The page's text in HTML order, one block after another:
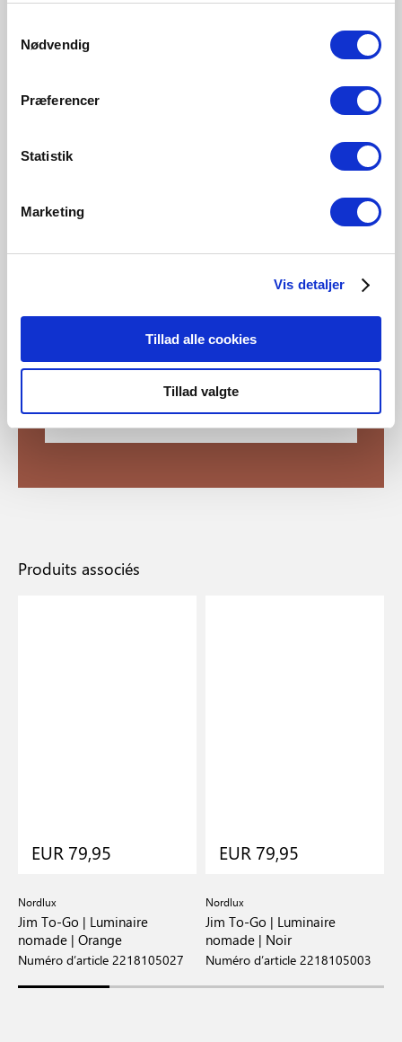
Nødvendig
Præferencer
Statistik
Marketing
Vis detaljer
Tillad alle cookies
Tillad valgte
Says Who est un studio de design danois fondé par
un amour de l’artisanat, de la simplicité et du sens. Ayant
la forme et la fonction, le design est devenu pour eux
Découvrir le créateur
Produits associés
EUR 79,95
Nordlux
Jim To-Go | Luminaire
nomade | Orange
Numéro d’article 2218105027
EUR 79,95
Nordlux
Jim To-Go | Luminaire
nomade | Noir
Numéro d’article 2218105003